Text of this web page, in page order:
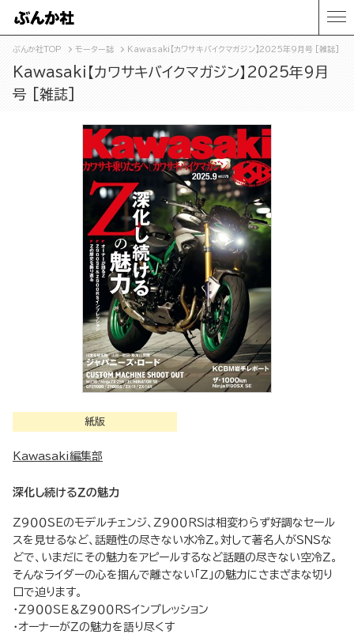
ぶんか社TOP モーター誌 Kawasaki【カワサキバイクマガジン】2025年9月号 [雑誌]
Kawasaki【カワサキバイクマガジン】2025年9月
号 [雑誌]
紙版
Kawasaki編集部
深化し続けるＺの魅力
Ｚ９００ＳＥのモデルチェンジ、Ｚ９００ＲＳは相変わらず好調なセール
スを見せるなど、話題性の尽きない水冷Ｚ。対して著名人がＳＮＳな
どで、いまだにその魅力をアピールするなど話題の尽きない空冷Ｚ。
そんなライダーの心を掴んで離さない「Ｚ」の魅力にさまざまな切り
口で迫ります。
・Ｚ９００ＳＥ＆Ｚ９００ＲＳインプレッション
・オーナーがＺの魅力を語り尽くす